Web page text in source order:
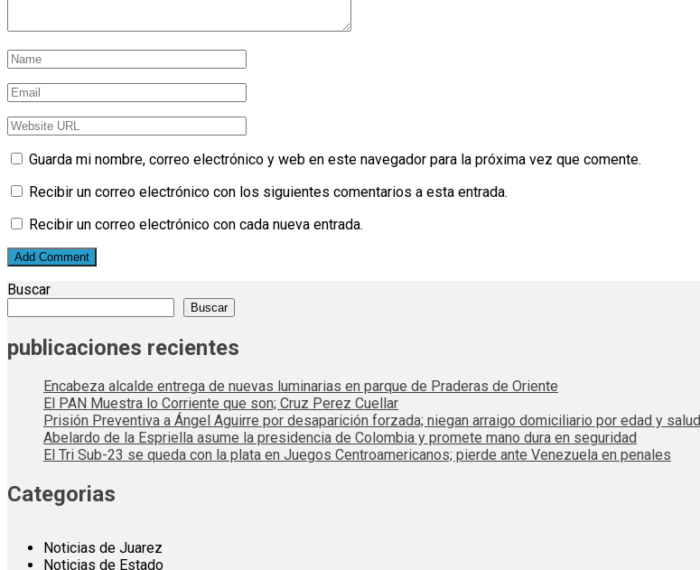
Guarda mi nombre, correo electrónico y web en este navegador para la próxima vez que comente.
Recibir un correo electrónico con los siguientes comentarios a esta entrada.
Recibir un correo electrónico con cada nueva entrada.
Buscar
Buscar
publicaciones recientes
Encabeza alcalde entrega de nuevas luminarias en parque de Praderas de Oriente
El PAN Muestra lo Corriente que son; Cruz Perez Cuellar
Prisión Preventiva a Ángel Aguirre por desaparición forzada; niegan arraigo domiciliario por edad y salud
Abelardo de la Espriella asume la presidencia de Colombia y promete mano dura en seguridad
El Tri Sub-23 se queda con la plata en Juegos Centroamericanos; pierde ante Venezuela en penales
Categorias
Noticias de Juarez
Noticias de Estado